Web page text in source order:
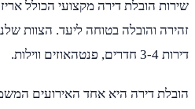
שירות הובלת דירה מקצועי הכולל
זהירה והובלה בטוחה ליעד. הצוות
דירות 3-4 חדרים, פנטהאוזים ווילות.
הובלת דירה היא אחד האירועים